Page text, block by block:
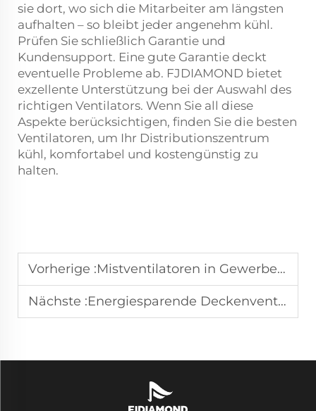
sie dort, wo sich die Mitarbeiter am längsten
aufhalten – so bleibt jeder angenehm kühl.
Prüfen Sie schließlich Garantie und
Kundensupport. Eine gute Garantie deckt
eventuelle Probleme ab. FJDIAMOND bietet
exzellente Unterstützung bei der Auswahl des
richtigen Ventilators. Wenn Sie all diese
Aspekte berücksichtigen, finden Sie die besten
Ventilatoren, um Ihr Distributionszentrum
kühl, komfortabel und kostengünstig zu
halten.
Vorherige :Mistventilatoren in Gewerbequalität bieten Resort-ähnlichen Komfort für städtische Dachflächen
Nächste :Energiesparende Deckenventilator-Lösungen für industrielle Räume und Werkstätten